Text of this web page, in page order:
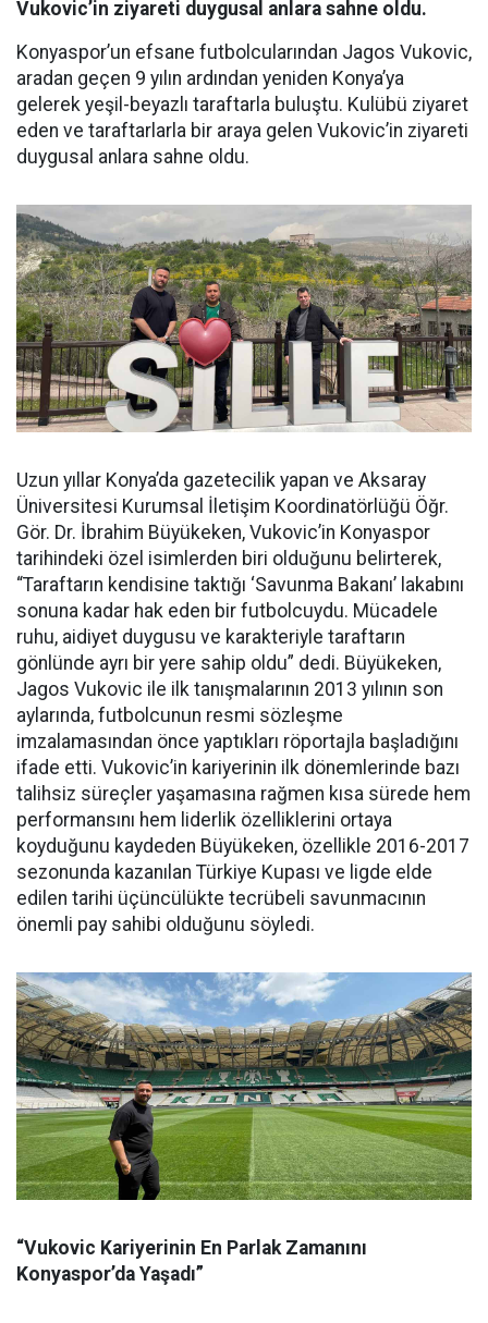
Vukovic’in ziyareti duygusal anlara sahne oldu.
Konyaspor’un efsane futbolcularından Jagos Vukovic,
aradan geçen 9 yılın ardından yeniden Konya’ya
gelerek yeşil-beyazlı taraftarla buluştu. Kulübü ziyaret
eden ve taraftarlarla bir araya gelen Vukovic’in ziyareti
duygusal anlara sahne oldu.
Uzun yıllar Konya’da gazetecilik yapan ve Aksaray
Üniversitesi Kurumsal İletişim Koordinatörlüğü Öğr.
Gör. Dr. İbrahim Büyükeken, Vukovic’in Konyaspor
tarihindeki özel isimlerden biri olduğunu belirterek,
“Taraftarın kendisine taktığı ‘Savunma Bakanı’ lakabını
sonuna kadar hak eden bir futbolcuydu. Mücadele
ruhu, aidiyet duygusu ve karakteriyle taraftarın
gönlünde ayrı bir yere sahip oldu” dedi. Büyükeken,
Jagos Vukovic ile ilk tanışmalarının 2013 yılının son
aylarında, futbolcunun resmi sözleşme
imzalamasından önce yaptıkları röportajla başladığını
ifade etti. Vukovic’in kariyerinin ilk dönemlerinde bazı
talihsiz süreçler yaşamasına rağmen kısa sürede hem
performansını hem liderlik özelliklerini ortaya
koyduğunu kaydeden Büyükeken, özellikle 2016-2017
sezonunda kazanılan Türkiye Kupası ve ligde elde
edilen tarihi üçüncülükte tecrübeli savunmacının
önemli pay sahibi olduğunu söyledi.
“Vukovic Kariyerinin En Parlak Zamanını
Konyaspor’da Yaşadı”